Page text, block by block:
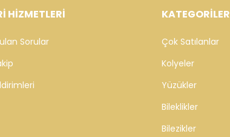
HİZMETLERİ
Sorular
KATEGORİLER
Çok Satılanlar
Kolyeler
Yüzükler
Bileklikler
Bilezikler